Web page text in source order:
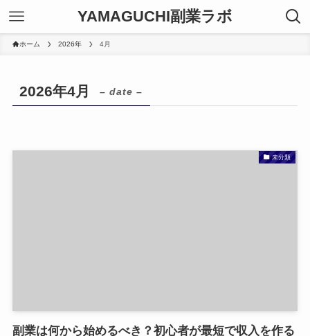
YAMAGUCHI副業ラボ
ホーム 2026年 4月
2026年4月 – date –
未分類
副業は何から始めるべき？初心者が最短で収入を作る